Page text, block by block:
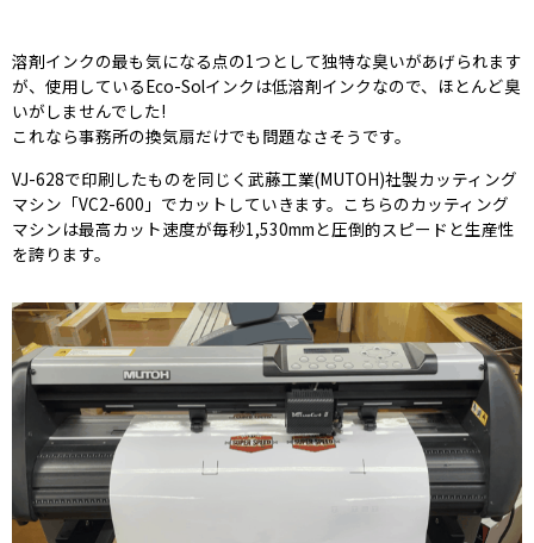
溶剤インクの最も気になる点の1つとして独特な臭いがあげられます
が、使用しているEco-Solインクは低溶剤インクなので、ほとんど臭
いがしませんでした!
これなら事務所の換気扇だけでも問題なさそうです。
VJ-628で印刷したものを同じく武藤工業(MUTOH)社製カッティング
マシン「VC2-600」でカットしていきます。こちらのカッティング
マシンは最高カット速度が毎秒1,530mmと圧倒的スピードと生産性
を誇ります。